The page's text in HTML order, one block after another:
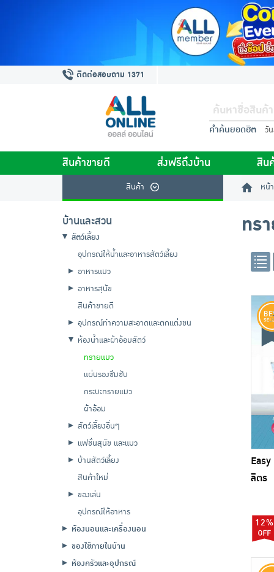
ติดต่อสอบถาม 1371
คำค้นยอดฮิต วั
สินค้าขายดี ส่งฟรีถึงบ้าน สิน
สินค้า หน้
บ้านและสวน
สัตว์เลี้ยง
อุปกรณ์ให้น้ำและอาหารสัตว์เลี้ยง
อาหารแมว
อาหารสุนัข
สินค้าขายดี
อุปกรณ์ทำความสะอาดและตกแต่งขน
ห้องน้ำและผ้าอ้อมสัตว์
ทรายแมว
แผ่นรองซึมซับ
กระบะทรายแมว
ผ้าอ้อม
สัตว์เลี้ยงอื่นๆ
แฟชั่นสุนัข และแมว
บ้านสัตว์เลี้ยง
สินค้าใหม่
ของเล่น
อุปกรณ์ให้อาหาร
ห้องนอนและเครื่องนอน
ของใช้ภายในบ้าน
ห้องครัวและอุปกรณ์
ทร
ลิตร
12%